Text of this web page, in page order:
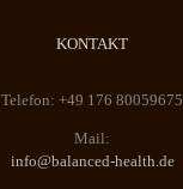
KONTAKT
Telefon: +49 176 80059675
Mail:
info@balanced-health.de